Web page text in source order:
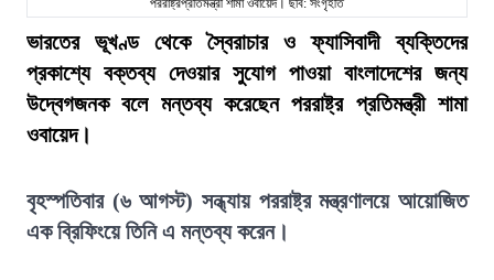
পররাষ্ট্রপ্রতিমন্ত্রী শামা ওবায়েদ। ছবি: সংগৃহীত
ভারতের ভূখণ্ড থেকে স্বৈরাচার ও ফ্যাসিবাদী ব্যক্তিদের
প্রকাশ্যে বক্তব্য দেওয়ার সুযোগ পাওয়া বাংলাদেশের জন্য
উদ্বেগজনক বলে মন্তব্য করেছেন পররাষ্ট্র প্রতিমন্ত্রী শামা
ওবায়েদ।
বৃহস্পতিবার (৬ আগস্ট) সন্ধ্যায় পররাষ্ট্র মন্ত্রণালয়ে আয়োজিত
এক ব্রিফিংয়ে তিনি এ মন্তব্য করেন।